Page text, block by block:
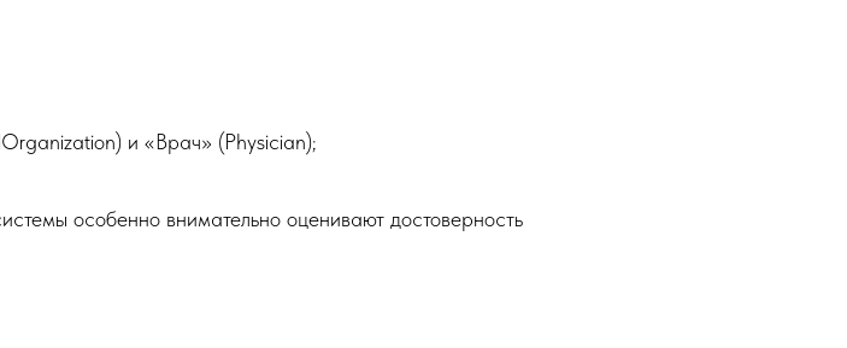
и «Врач» (Physician);
особенно внимательно оценивают достоверность